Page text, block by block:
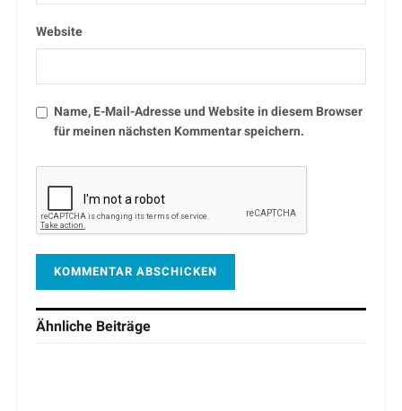
Website
Name, E-Mail-Adresse und Website in diesem Browser
für meinen nächsten Kommentar speichern.
Ähnliche Beiträge